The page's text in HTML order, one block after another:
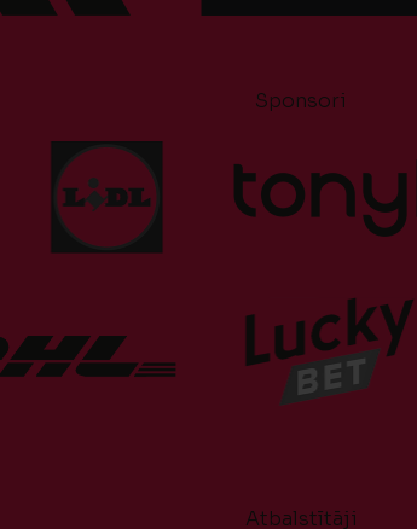
Sponsori
Atbalstītāji